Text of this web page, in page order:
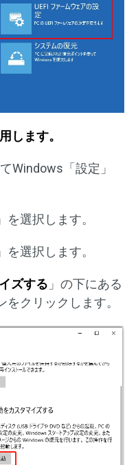
します。
Windows「設定」
」を選択します。
」を選択します。
ズする 」の下にある
をクリックします。